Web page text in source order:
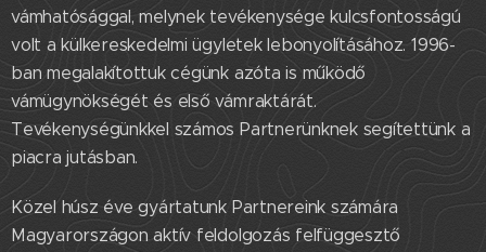
vámhatósággal, melynek tevékenysége kulcsfontosságú
volt a külkereskedelmi ügyletek lebonyolításához. 1996-
ban megalakítottuk cégünk azóta is működő
vámügynökségét és első vámraktárát.
Tevékenységünkkel számos Partnerünknek segítettünk a
piacra jutásban.
Közel húsz éve gyártatunk Partnereink számára
Magyarországon aktív feldolgozás felfüggesztő